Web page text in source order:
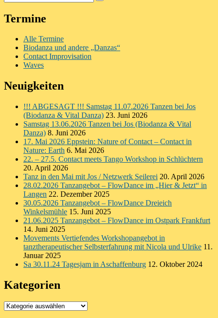
nach: Suchen
Termine
Alle Termine
Biodanza und andere „Danzas“
Contact Improvisation
Waves
Neuigkeiten
!!! ABGESAGT !!! Samstag 11.07.2026 Tanzen bei Jos
(Biodanza & Vital Danza) 23. Juni 2026
Samstag 13.06.2026 Tanzen bei Jos (Biodanza & Vital
Danza) 8. Juni 2026
17. Mai 2026 Eppstein: Nature of Contact – Contact in
Nature: Earth 6. Mai 2026
22. – 27.5. Contact meets Tango Workshop in Schlüchtern
20. April 2026
Tanz in den Mai mit Jos / Netzwerk Seilerei 20. April 2026
28.02.2026 Tanzangebot – FlowDance im „Hier & Jetzt“ in
Langen 22. Dezember 2025
30.05.2026 Tanzangebot – FlowDance Dreieich
Winkelsmühle 15. Juni 2025
21.06.2025 Tanzangebot – FlowDance im Ostpark Frankfurt
14. Juni 2025
Movements Vertiefendes Workshopangebot in
tanztherapeutischer Selbsterfahrung mit Nicola und Ulrike 11.
Januar 2025
Sa 30.11.24 Tagesjam in Aschaffenburg 12. Oktober 2024
Kategorien
Kategorien